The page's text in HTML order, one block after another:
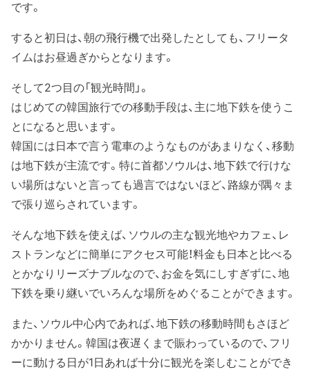
です。
すると初日は、朝の飛行機で出発したとしても、フリータ
イムはお昼過ぎからとなります。
そして2つ目の「観光時間」。
はじめての韓国旅行での移動手段は、主に地下鉄を使うこ
とになると思います。
韓国には日本で言う電車のようなものがあまりなく、移動
は地下鉄が主流です。特に首都ソウルは、地下鉄で行けな
い場所はないと言っても過言ではないほど、路線が隅々ま
で張り巡らされています。
そんな地下鉄を使えば、ソウルの主な観光地やカフェ、レ
ストランなどに簡単にアクセス可能！料金も日本と比べる
とかなりリーズナブルなので、お金を気にしすぎずに、地
下鉄を乗り継いでいろんな場所をめぐることができます。
また、ソウル中心内であれば、地下鉄の移動時間もさほど
かかりません。韓国は夜遅くまで賑わっているので、フリ
ーに動ける日が1日あれば十分に観光を楽しむことができ